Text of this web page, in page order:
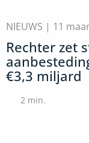
NIEUWS | 11
Rechter zet
€3,3 miljard
2 min.